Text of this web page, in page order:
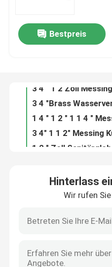
Videos
Fabrik Tour
Qualitätskontrolle
Messingventile
Bestpreis
3 4 " 1 2 Zoll
1 2 " Zoll
4" 2 5 Zoll 6 Zoll
22 mm 15 mm
Spülbecken aus
Hinterlass
Wir rufen